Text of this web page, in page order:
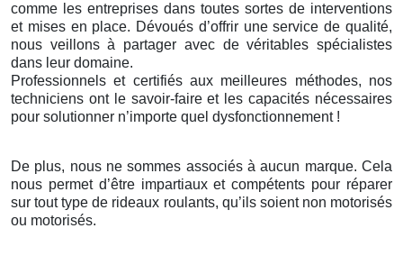
comme les entreprises dans toutes sortes de interventions
et mises en place. Dévoués d’offrir une service de qualité,
nous veillons à partager avec de véritables spécialistes
dans leur domaine.
Professionnels et certifiés aux meilleures méthodes, nos
techniciens ont le savoir-faire et les capacités nécessaires
pour solutionner n’importe quel dysfonctionnement !
De plus, nous ne sommes associés à aucun marque. Cela
nous permet d’être impartiaux et compétents pour réparer
sur tout type de rideaux roulants, qu’ils soient non motorisés
ou motorisés.